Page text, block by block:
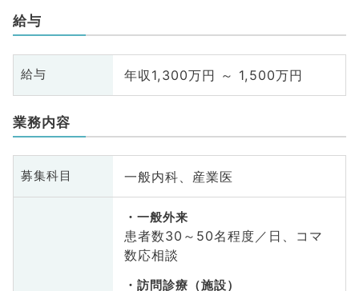
給与
給与 年収1,300万円 ～ 1,500万円
業務内容
募集科目 一般内科、産業医
一般外来
患者数30～50名程度／日、コマ
数応相談
訪問診療（施設）